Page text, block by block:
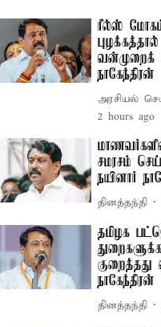
ரீல்ஸ்
வன்முறைக்
நாகேந்திரன்
அரசியல்
2 hours ago
சமரசம்
நயினார்
தினத்தந்தி
தமிழக
நாகேந்திரன்
தினத்தந்தி